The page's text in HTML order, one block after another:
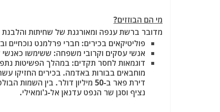
מי הם הבוזזים?
מדובר ברשת ענפה ומאורגנת של שחיתות והלבנת
פוליטיקאים בכירים: חברי פרלמנט נוכחיים
אנשי עסקים וקרובי משפחה: ששימשו
דוגמאות לחסר תקדים: במהלך הפשיטות
מוחבאים בבורות באדמה. בכירים החזיקו
דירת פאר ב-50 מיליון דולר.
נציף וסגן שר הנפט עדנאן אל-ג'ומאילי.